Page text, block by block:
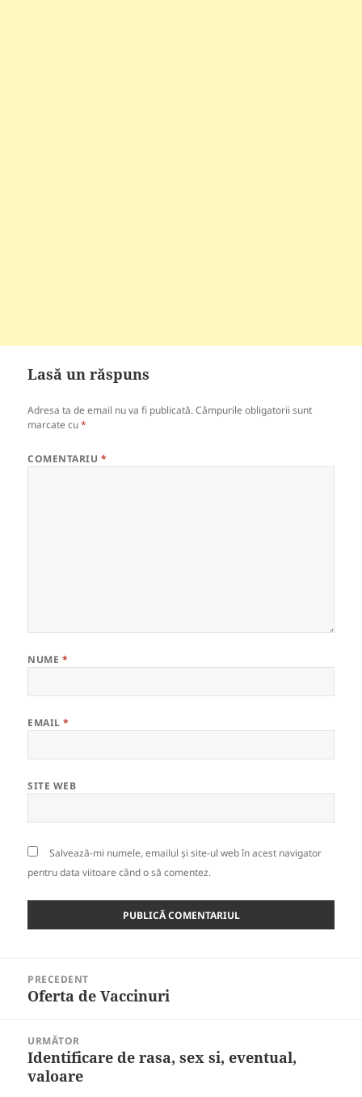
Lasă un răspuns
Adresa ta de email nu va fi publicată. Câmpurile obligatorii sunt
marcate cu*
COMENTARIU *
NUME *
EMAIL*
SITE WEB
Salvează-mi numele, emailul și site-ul web în acest navigator
pentru data viitoare când o să comentez.
articole
PRECEDENT
Articolul
Oferta de Vaccinuri
URMĂTOR
Articolul
următor:
Identificare de rasa, sex si, eventual,
valoare